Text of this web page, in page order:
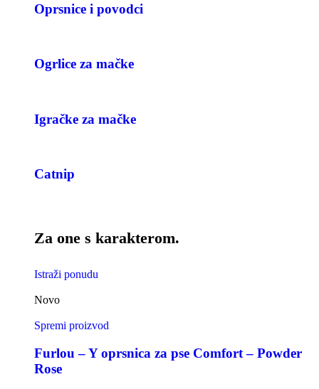
Oprsnice i povodci
Ogrlice za mačke
Igračke za mačke
Catnip
Za one s karakterom.
Istraži ponudu
Novo
Spremi proizvod
Furlou – Y oprsnica za pse Comfort – Powder
Rose